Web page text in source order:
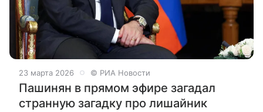
23 марта 2026 © РИА Новости
Пашинян в прямом эфире загадал
странную загадку про лишайник